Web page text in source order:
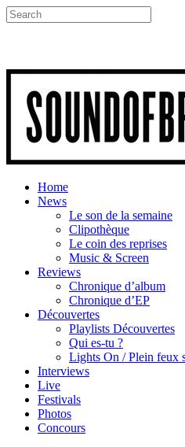
Home
News
Le son de la semaine
Clipothèque
Le coin des reprises
Music & Screen
Reviews
Chronique d’album
Chronique d’EP
Découvertes
Playlists Découvertes
Qui es-tu ?
Lights On / Plein feux
Interviews
Live
Festivals
Photos
Concours